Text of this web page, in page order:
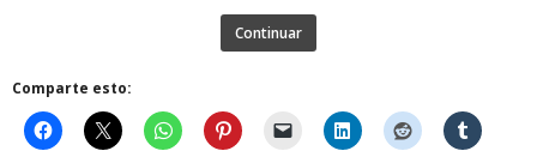
Continuar
Comparte esto: